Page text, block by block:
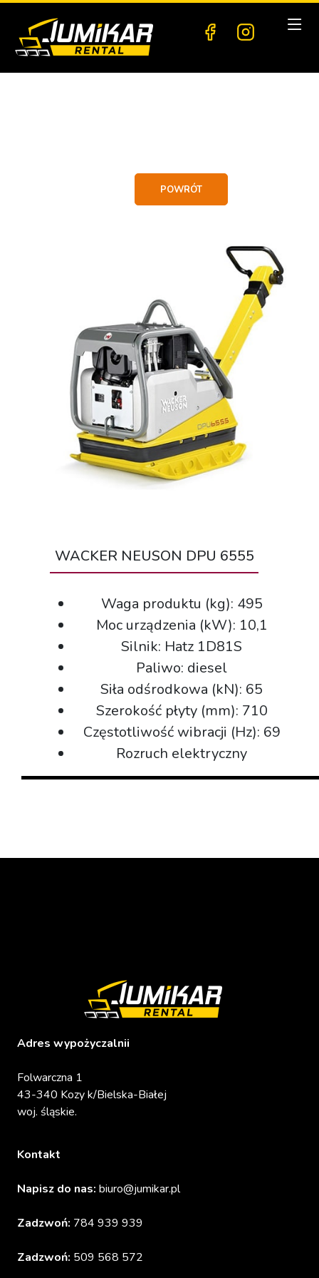
POWRÓT
WACKER NEUSON DPU 6555
Waga produktu (kg): 495
Moc urządzenia (kW): 10,1
Silnik: Hatz 1D81S
Paliwo: diesel
Siła odśrodkowa (kN): 65
Szerokość płyty (mm): 710
Częstotliwość wibracji (Hz): 69
Rozruch elektryczny
Adres wypożyczalnii
Folwarczna 1
43-340 Kozy k/Bielska-Białej
woj. śląskie.
Kontakt
Napisz do nas: biuro@jumikar.pl
Zadzwoń: 784 939 939
Zadzwoń: 509 568 572